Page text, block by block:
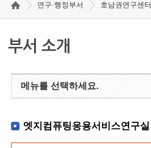
연구·행정부서 호남권연구센터
부서 소개
메뉴를 선택하세요.
엣지컴퓨팅응용서비스연구실